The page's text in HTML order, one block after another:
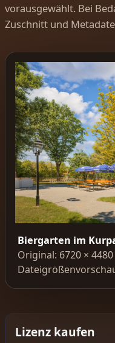
vorausgewählt. Bei
Zuschnitt und
Biergarten im
Original: 6720 × 4480
Lizenz kaufen